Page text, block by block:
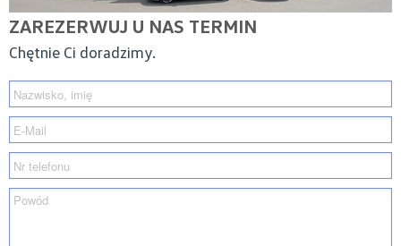
ZAREZERWUJ U NAS TERMIN
Chętnie Ci doradzimy.